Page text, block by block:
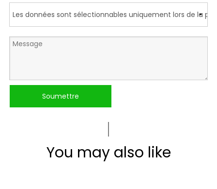
Soumettre
You may also like